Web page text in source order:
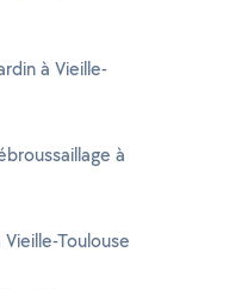
à Vieille-
à
Toulouse